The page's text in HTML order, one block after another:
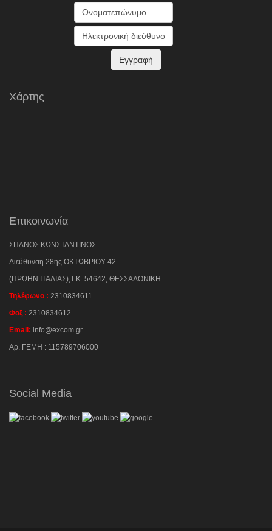
Χάρτης
Επικοινωνία
ΣΠΑΝΟΣ ΚΩΝΣΤΑΝΤΙΝΟΣ
Διεύθυνση 28ης ΟΚΤΩΒΡΙΟΥ 42
(ΠΡΩΗΝ ΙΤΑΛΙΑΣ),Τ.Κ. 54642, ΘΕΣΣΑΛΟΝΙΚΗ
Τηλέφωνο : 2310834611
Φαξ : 2310834612
Email: info@excom.gr
Αρ. ΓΕΜΗ : 115789706000
Social Media